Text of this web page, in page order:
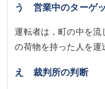
う 営業中のターゲ
運転者は，町の中を
の荷物を持った人を運
え 裁判所の判断